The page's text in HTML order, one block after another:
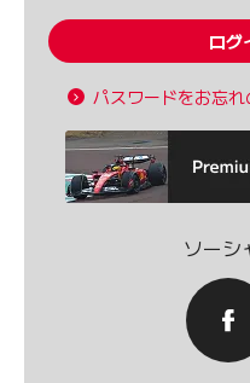
ログ
パスワードをお忘れ
ソーシ